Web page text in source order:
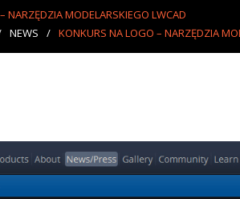
NARZĘDZIA MODELARSKIEGO LWCAD
NEWS / KONKURS NA LOGO – NARZĘDZIA